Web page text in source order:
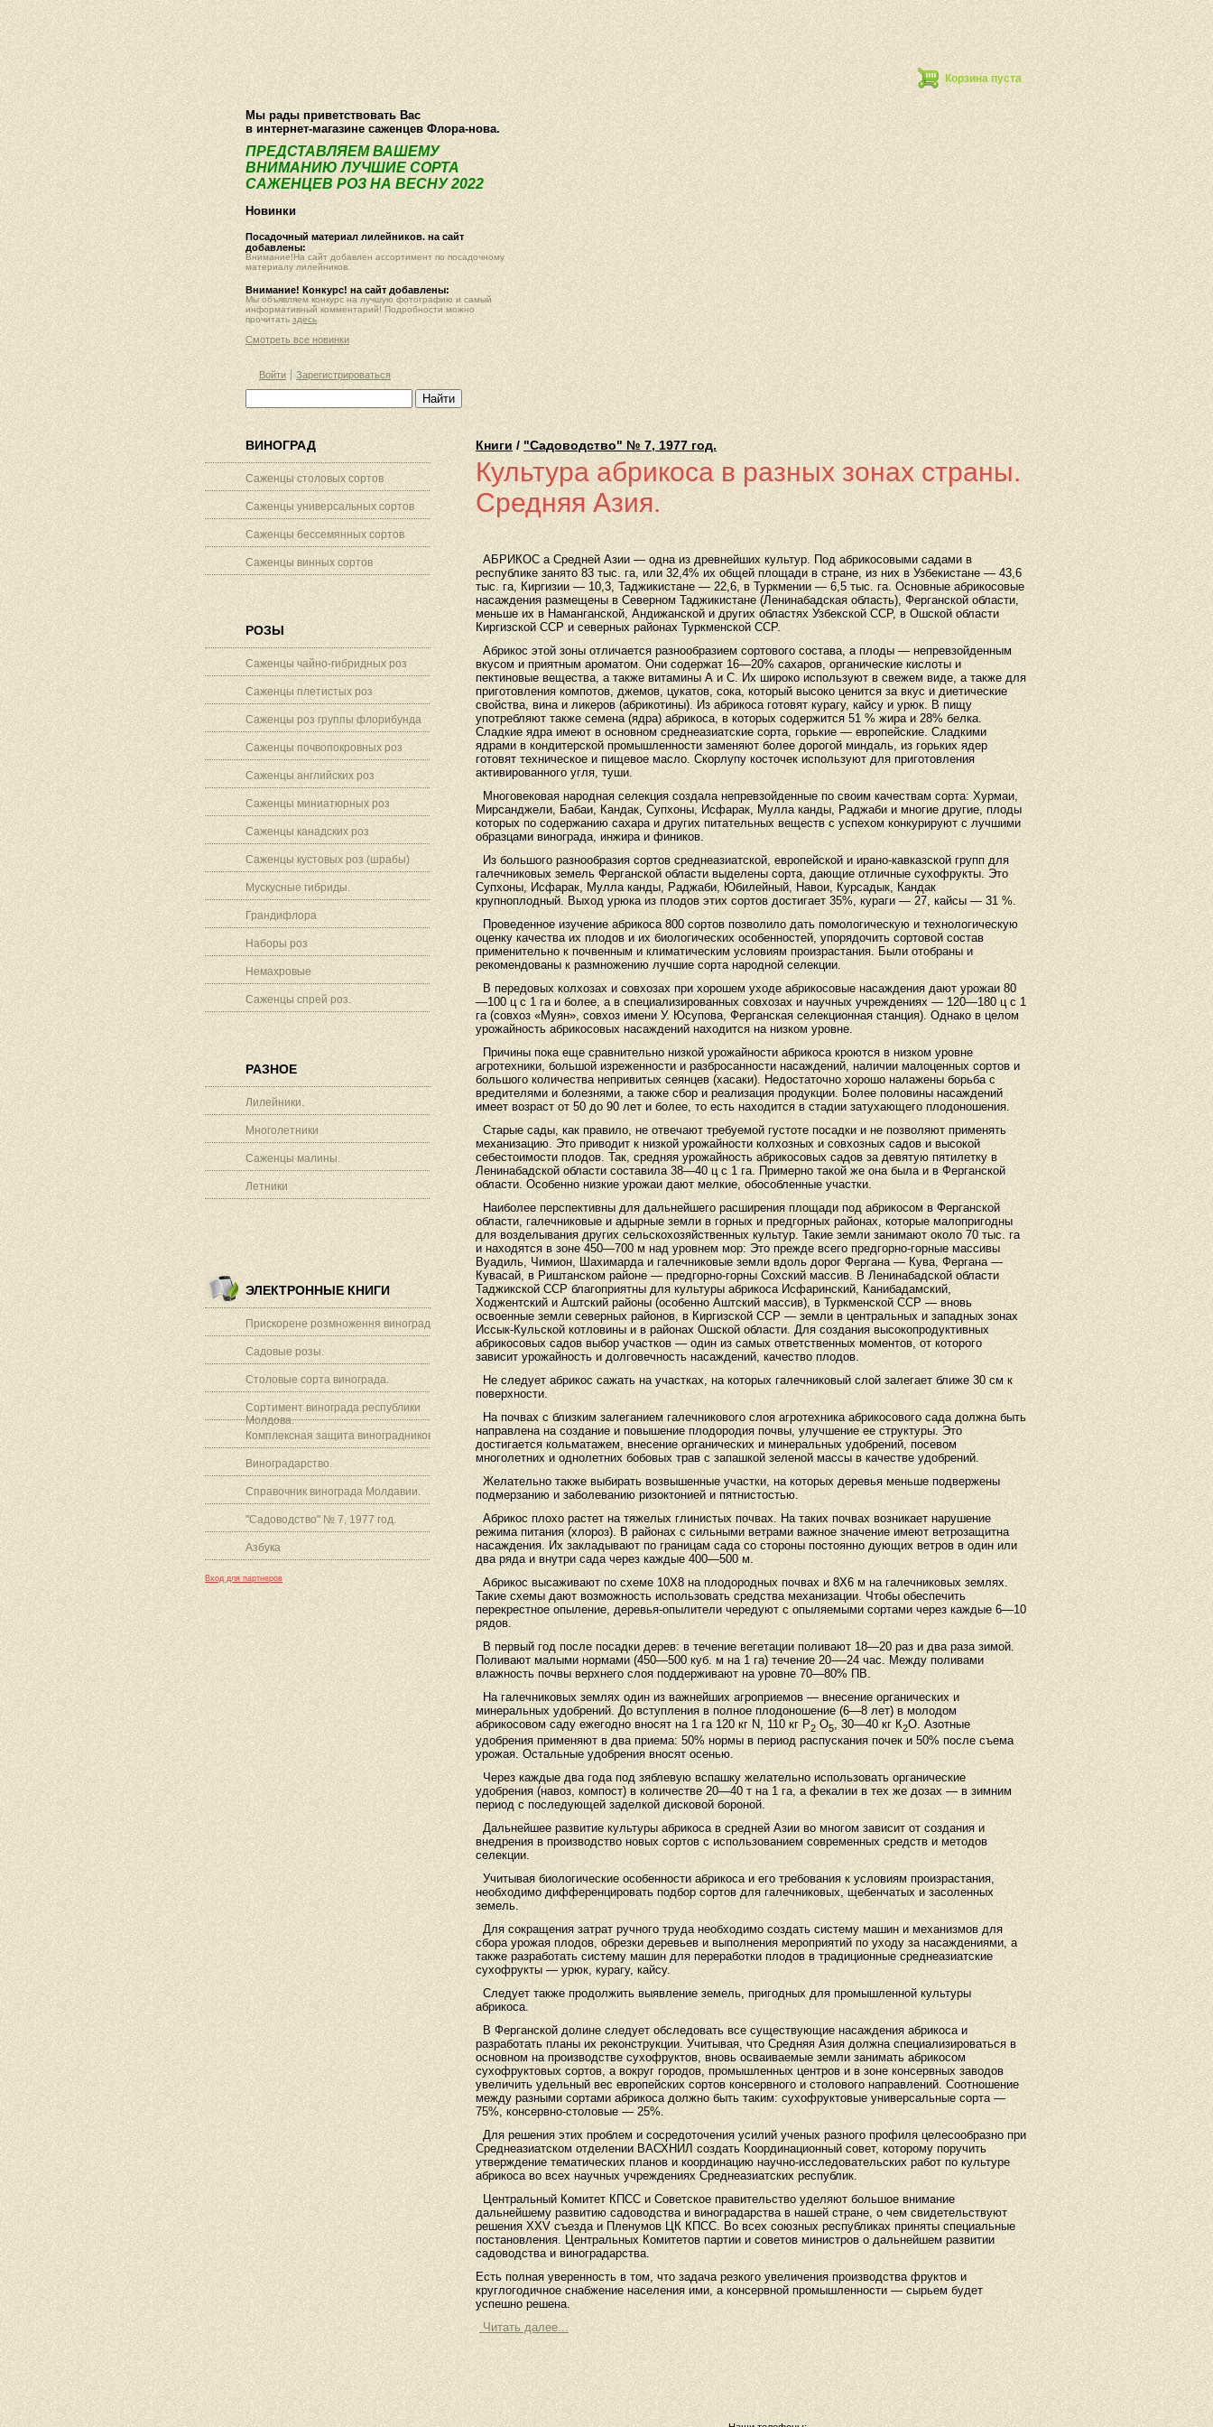
Корзина пуста
О компании Как купить Фотогалерея Статьи Опт Контакты
Мы рады приветствовать Вас
в интернет-магазине саженцев Флора-нова.
ПРЕДСТАВЛЯЕМ ВАШЕМУ
ВНИМАНИЮ ЛУЧШИЕ СОРТА
САЖЕНЦЕВ РОЗ НА ВЕСНУ 2022
Новинки
Посадочный материал лилейников. на сайт
добавлены:
Внимание!На сайт добавлен ассортимент по посадочному
материалу лилейников.
Внимание! Конкурс! на сайт добавлены:
Мы объявляем конкурс на лучшую фотографию и самый
информативный комментарий! Подробности можно
прочитать здесь
Смотреть все новинки
Войти Зарегистрироваться
ВИНОГРАД
Саженцы столовых сортов
Саженцы универсальных сортов
Саженцы бессемянных сортов
Саженцы винных сортов
РОЗЫ
Саженцы чайно-гибридных роз
Саженцы плетистых роз
Саженцы роз группы флорибунда
Саженцы почвопокровных роз
Саженцы английских роз
Саженцы миниатюрных роз
Саженцы канадских роз
Саженцы кустовых роз (шрабы)
Мускусные гибриды.
Грандифлора
Наборы роз
Немахровые
Саженцы спрей роз.
РАЗНОЕ
Лилейники.
Многолетники
Саженцы малины.
Летники
ЭЛЕКТРОННЫЕ КНИГИ
Прискорене розмноження винограду.
Садовые розы.
Столовые сорта винограда.
Сортимент винограда республики
Молдова.
Комплексная защита виноградников.
Виноградарство.
Справочник винограда Молдавии.
"Садоводство" № 7, 1977 год.
Азбука
Вход для партнеров
Книги/"Садоводство" № 7, 1977 год.
Культура абрикоса в разных зонах страны.
Средняя Азия.
АБРИКОС а Средней Азии — одна из древнейших культур. Под абрикосовыми садами в
республике занято 83 тыс. га, или 32,4% их общей площади в стране, из них в Узбекистане — 43,6
тыс. га, Киргизии — 10,3, Таджикистане — 22,6, в Туркмении — 6,5 тыс. га. Основные абрикосовые
насаждения размещены в Северном Таджикистане (Ленинабадская область), Ферганской области,
меньше их в Наманганской, Андижанской и других областях Узбекской ССР, в Ошской области
Киргизской ССР и северных районах Туркменской ССР.
Абрикос этой зоны отличается разнообразием сортового состава, а плоды — непревзойденным
вкусом и приятным ароматом. Они содержат 16—20% сахаров, органические кислоты и
пектиновые вещества, а также витамины А и С. Их широко используют в свежем виде, а также для
приготовления компотов, джемов, цукатов, сока, который высоко ценится за вкус и диетические
свойства, вина и ликеров (абрикотины). Из абрикоса готовят курагу, кайсу и урюк. В пищу
употребляют также семена (ядра) абрикоса, в которых содержится 51 % жира и 28% белка.
Сладкие ядра имеют в основном среднеазиатские сорта, горькие — европейские. Сладкими
ядрами в кондитерской промышленности заменяют более дорогой миндаль, из горьких ядер
готовят техническое и пищевое масло. Скорлупу косточек используют для приготовления
активированного угля, туши.
Многовековая народная селекция создала непревзойденные по своим качествам сорта: Хурмаи,
Мирсанджели, Бабаи, Кандак, Супхоны, Исфарак, Мулла канды, Раджаби и многие другие, плоды
которых по содержанию сахара и других питательных веществ с успехом конкурируют с лучшими
образцами винограда, инжира и фиников.
Из большого разнообразия сортов среднеазиатской, европейской и ирано-кавказской групп для
галечниковых земель Ферганской области выделены сорта, дающие отличные сухофрукты. Это
Супхоны, Исфарак, Мулла канды, Раджаби, Юбилейный, Навои, Курсадык, Кандак
крупноплодный. Выход урюка из плодов этих сортов достигает 35%, кураги — 27, кайсы — 31 %.
Проведенное изучение абрикоса 800 сортов позволило дать помологическую и технологическую
оценку качества их плодов и их биологических особенностей, упорядочить сортовой состав
применительно к почвенным и кли­матическим условиям произрастания. Были отобраны и
рекомендованы к размножению лучшие сорта народной селекции.
В передовых колхозах и совхозах при хорошем уходе абрикосовые насаждения дают урожаи 80
—100 ц с 1 га и более, а в специализированных совхозах и научных учреждениях — 120—180 ц с 1
га (совхоз «Муян», совхоз имени У. Юсупова, Ферганская селекционная станция). Однако в целом
урожайность абрикосовых насаждений находится на низком уровне.
Причины пока еще сравнительно низкой урожайности абрикоса кроются в низком уровне
агротехники, большой изреженности и разбросанности насаждений, наличии малоценных сортов и
большого количества непривитых сеянцев (хасаки). Недостаточно хорошо налажены борьба с
вредителями и болезнями, а также сбор и реализация продукции. Более половины насаждений
имеет возраст от 50 до 90 лет и более, то есть находится в стадии затухающего плодоношения.
Старые сады, как правило, не отвечают требуемой густоте посадки и не позволяют применять
механизацию. Это приводит к низкой урожайности колхозных и совхозных садов и высокой
себестоимости плодов. Так, средняя урожайность абрикосовых садов за девятую пятилетку в
Ленинабадской области составила 38—40 ц с 1 га. Примерно такой же она была и в Ферганской
области. Особенно низкие урожаи дают мелкие, обособленные участки.
Наиболее перспективны для дальнейшего расширения площади под абрикосом в Ферганской
области, галечниковые и адырные земли в горных и предгорных районах, которые малопригодны
для возделывания других сельскохозяйственных культур. Такие земли занимают около 70 тыс. га
и находятся в зоне 450—700 м над уровнем мор: Это прежде всего предгорно-горные массивы
Вуадиль, Чимион, Шахимарда и галечниковые земли вдоль дорог Фергана — Кува, Фергана —
Кувасай, в Риштанском районе — предгорно-горны Сохский массив. В Ленинабадской области
Таджикской ССР благоприятны для культуры абрикоса Исфаринский, Канибадамский,
Ходжентский и Аштский районы (особенно Аштский массив), в Туркменской ССР — вновь
освоенные земли северных районов, в Киргизской ССР — земли в центральных и западных зонах
Иссык-Кульской котловины и в районах Ошской области. Для создания высокопродуктивных
абрикосовых садов выбор участков — один из самых ответственных моментов, от которого
зависит урожайность и долговечность насаждений, качество плодов.
Не следует абрикос сажать на участках, на которых галечниковый слой залегает ближе 30 см к
поверхности.
На почвах с близким залеганием галечникового слоя агротехника абрикосового сада должна быть
направлена на создание и повышение плодородия почвы, улучшение ее структуры. Это
достигается кольматажем, внесение органических и минеральных удобрений, посевом
многолетних и однолетних бобовых трав с запашкой зеленой массы в качестве удобрений.
Желательно также выбирать возвышенные участки, на которых деревья меньше подвержены
подмерзанию и заболеванию ризоктонией и пятнистостью.
Абрикос плохо растет на тяжелых глинистых почвах. На таких почвах возникает нарушение
режима питания (хлороз). В районах с сильными ветрами важное значение имеют ветрозащитна
насаждения. Их закладывают по границам сада со стороны постоянно дующих ветров в один или
два ряда и внутри сада через каждые 400—500 м.
Абрикос высаживают по схеме 10X8 на плодородных почвах и 8X6 м на галечниковых землях.
Такие схемы дают возможность использовать средства механизации. Чтобы обеспечить
перекрестное опыление, деревья-опылители чередуют с опыляемыми сортами через каждые 6—10
рядов.
В первый год после посадки дерев: в течение вегетации поливают 18—20 раз и два раза зимой.
Поливают малыми нормами (450—500 куб. м на 1 га) течение 20-—24 час. Между поливами
влажность почвы верхнего слоя поддерживают на уровне 70—80% ПВ.
На галечниковых землях один из важнейших агроприемов — внесение органических и
минеральных удобрений. До вступления в полное плодоношение (6—8 лет) в молодом
абрикосовом саду ежегодно вносят на 1 га 120 кг N, 110 кг Р2 О5, 30—40 кг К2О. Азотные
удобрения применяют в два приема: 50% нормы в период распускания почек и 50% после съема
урожая. Остальные удобрения вносят осенью.
Через каждые два года под зяблевую вспашку желательно использовать органические
удобрения (навоз, компост) в количестве 20—40 т на 1 га, а фекалии в тех же дозах — в зимним
период с последующей заделкой дисковой бороной.
Дальнейшее развитие культуры абрикоса в средней Азии во многом зависит от создания и
внедрения в производство новых сортов с использованием современных средств и методов
селекции.
Учитывая биологические особенности абрикоса и его требования к условиям произрастания,
необходимо дифференцировать подбор сортов для галечниковых, щебенчатых и засоленных
земель.
Для сокращения затрат ручного труда необходимо создать систему машин и механизмов для
сбора урожая плодов, обрезки деревьев и выполнения мероприятий по уходу за насаждениями, а
также разработать систему машин для переработки плодов в традиционные среднеазиатские
сухофрукты — урюк, курагу, кайсу.
Следует также продолжить выявление земель, пригодных для промышленной культуры
абрикоса.
В Ферганской долине следует обследовать все существующие насаждения абрикоса и
разработать планы их реконструкции. Учитывая, что Средняя Азия должна специализироваться в
основном на производстве сухофруктов, вновь осваиваемые земли занимать абрикосом
сухофруктовых сортов, а вокруг городов, промышленных центров и в зоне консервных заводов
увеличить удельный вес европейских сортов консервного и столового направлений. Соотношение
между разными сортами абрикоса должно быть таким: сухофруктовые универсальные сорта —
75%, консервно-столовые — 25%.
Для решения этих проблем и сосредоточения усилий ученых разного профиля целесообразно при
Среднеазиатском отделении ВАСХНИЛ создать Координационный совет, которому поручить
утверждение тематических планов и координацию научно-исследовательских работ по культуре
абрикоса во всех научных учреждениях Среднеазиатских республик.
Центральный Комитет КПСС и Советское правительство уделяют большое внимание
дальнейшему развитию садоводства и виноградарства в нашей стране, о чем свидетельствуют
решения XXV съезда и Пленумов ЦК КПСС. Во всех союзных республиках приняты специальные
постановления. Центральных Комитетов партии и советов министров о дальнейшем развитии
садоводства и виноградарства.
Есть полная уверенность в том, что задача резкого увеличения производства фруктов и
круглогодичное снабжение населения ими, а консервной промышленности — сырьем будет
успешно решена.
Читать далее...